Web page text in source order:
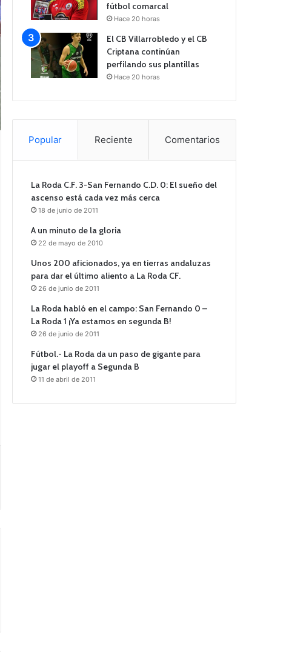
fútbol comarcal
Hace 20 horas
El CB Villarrobledo y el CB
Criptana continúan
perfilando sus plantillas
Hace 20 horas
Popular Reciente Comentarios
La Roda C.F. 3-San Fernando C.D. 0: El sueño del
ascenso está cada vez más cerca
18 de junio de 2011
A un minuto de la gloria
22 de mayo de 2010
Unos 200 aficionados, ya en tierras andaluzas
para dar el último aliento a La Roda CF.
26 de junio de 2011
La Roda habló en el campo: San Fernando 0 –
La Roda 1 ¡Ya estamos en segunda B!
26 de junio de 2011
Fútbol.- La Roda da un paso de gigante para
jugar el playoff a Segunda B
11 de abril de 2011